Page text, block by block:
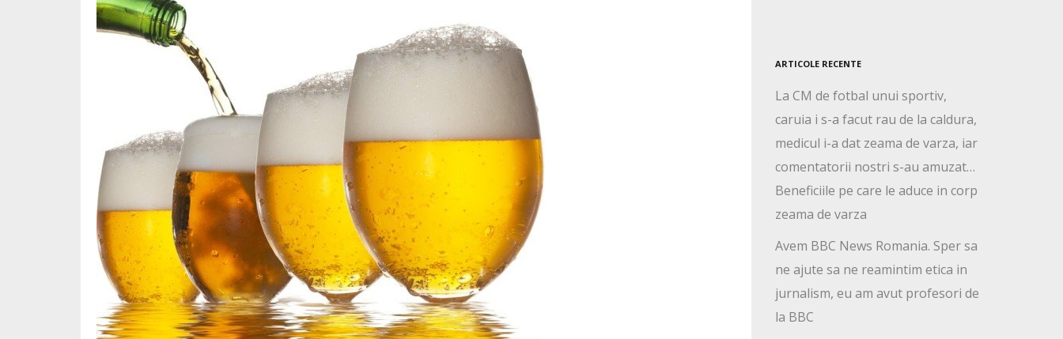
ARTICOLE RECENTE
La CM de fotbal unui sportiv,
caruia i s-a facut rau de la caldura,
medicul i-a dat zeama de varza, iar
comentatorii nostri s-au amuzat…
Beneficiile pe care le aduce in corp
zeama de varza
Avem BBC News Romania. Sper sa
ne ajute sa ne reamintim etica in
jurnalism, eu am avut profesori de
la BBC